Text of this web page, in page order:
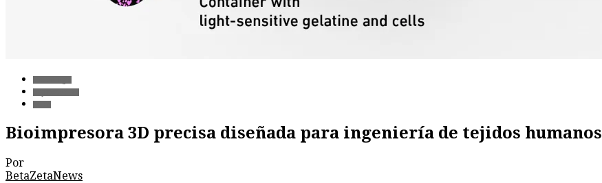
Bioimpresora 3D precisa diseñada para ingeniería de tejidos humanos
Por
BetaZetaNews